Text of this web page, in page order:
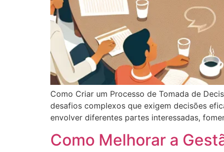
Como Criar um Processo de Tomada de
desafios complexos que exigem decisões
envolver diferentes partes interessadas,
Como Melhorar a